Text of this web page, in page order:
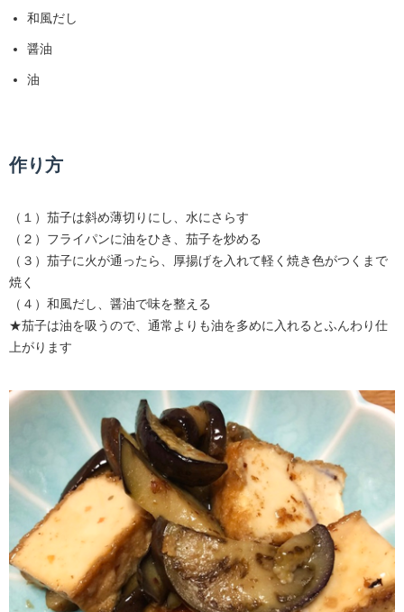
和風だし
醤油
油
作り方
（１）茄子は斜め薄切りにし、水にさらす
（２）フライパンに油をひき、茄子を炒める
（３）茄子に火が通ったら、厚揚げを入れて軽く焼き色がつくまで
焼く
（４）和風だし、醤油で味を整える
★茄子は油を吸うので、通常よりも油を多めに入れるとふんわり仕
上がります